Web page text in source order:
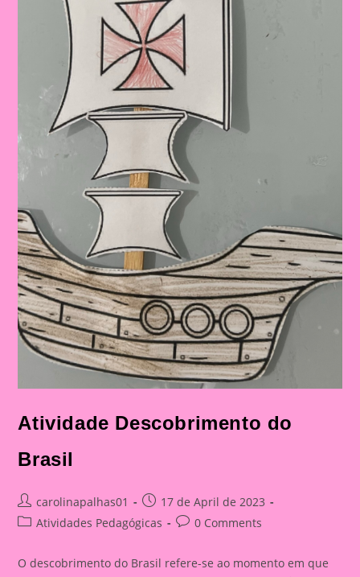
Atividade Descobrimento do
Brasil
Post
author:
carolinapalhas01
Post
published:
17 de April de 2023
PostAtividades Pedagógicas
Post0 Comments
O descobrimento do Brasil refere-se ao momento em que